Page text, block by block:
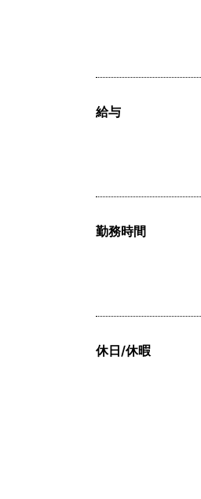
給与
勤務時間
休日/休暇